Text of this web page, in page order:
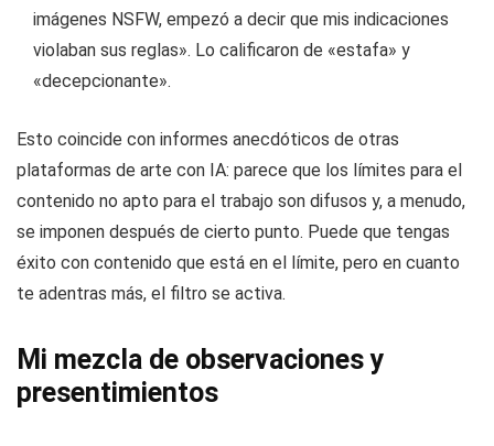
imágenes NSFW, empezó a decir que mis indicaciones
violaban sus reglas». Lo calificaron de «estafa» y
«decepcionante».
Esto coincide con informes anecdóticos de otras
plataformas de arte con IA: parece que los límites para el
contenido no apto para el trabajo son difusos y, a menudo,
se imponen después de cierto punto. Puede que tengas
éxito con contenido que está en el límite, pero en cuanto
te adentras más, el filtro se activa.
Mi mezcla de observaciones y
presentimientos